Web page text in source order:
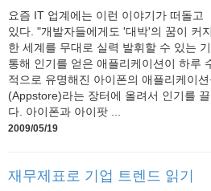
요즘 IT 업계에는 이런 이야기가 떠돌고
있다. "개발자들에게도 '대박'의 꿈이 커
한 세계를 무대로 실력 발휘할 수 있는
통해 인기를 얻은 애플리케이션이 하루
적으로 유명해진 아이폰의 애플리케이
(Appstore)라는 장터에 올려서 인기를
다. 아이폰과 아이팟 ...
2009/05/19
재무제표로 기업 트렌드 읽기